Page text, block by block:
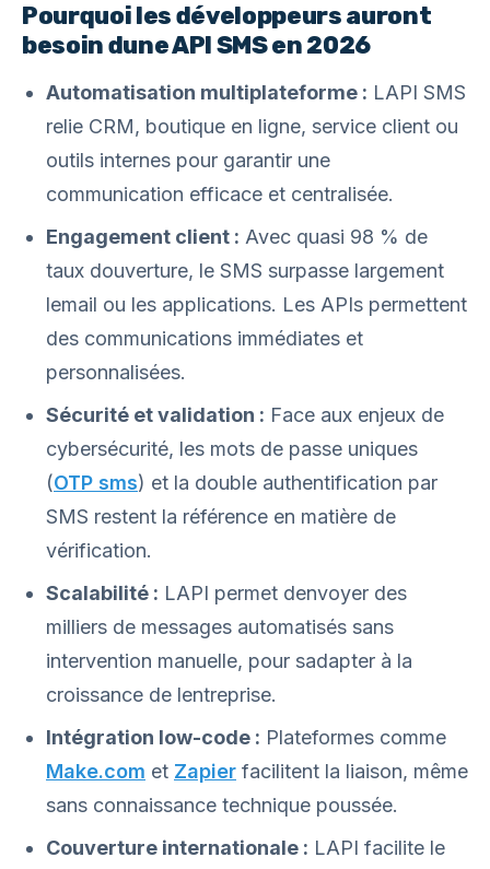
Pourquoi les développeurs auront
besoin dune API SMS en 2026
Automatisation multiplateforme : LAPI SMS
relie CRM, boutique en ligne, service client ou
outils internes pour garantir une
communication efficace et centralisée.
Engagement client : Avec quasi 98 % de
taux douverture, le SMS surpasse largement
lemail ou les applications. Les APIs permettent
des communications immédiates et
personnalisées.
Sécurité et validation : Face aux enjeux de
cybersécurité, les mots de passe uniques
(OTP sms) et la double authentification par
SMS restent la référence en matière de
vérification.
Scalabilité : LAPI permet denvoyer des
milliers de messages automatisés sans
intervention manuelle, pour sadapter à la
croissance de lentreprise.
Intégration low-code : Plateformes comme
Make.com et Zapier facilitent la liaison, même
sans connaissance technique poussée.
Couverture internationale : LAPI facilite le